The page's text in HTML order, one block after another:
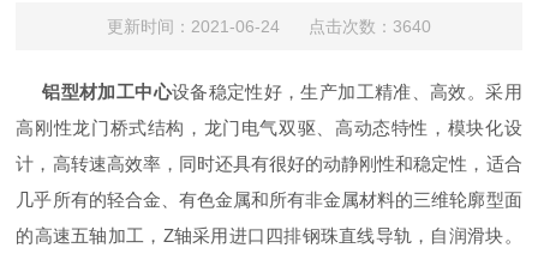
更新时间：2021-06-24 点击次数：3640
铝型材加工中心设备稳定性好，生产加工精准、高效。采用
高刚性龙门桥式结构，龙门电气双驱、高动态特性，模块化设
计，高转速高效率，同时还具有很好的动静刚性和稳定性，适合
几乎所有的轻合金、有色金属和所有非金属材料的三维轮廓型面
的高速五轴加工，Z轴采用进口四排钢珠直线导轨，自润滑块。